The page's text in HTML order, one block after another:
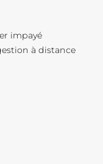
impayé
à distance